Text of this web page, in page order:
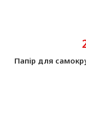
Папір для